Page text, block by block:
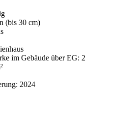
(bis 30 cm)
im Gebäude über EG: 2
2024